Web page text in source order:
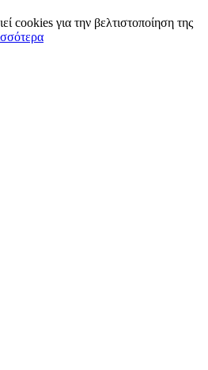
cookies για την βελτιστοποίηση της